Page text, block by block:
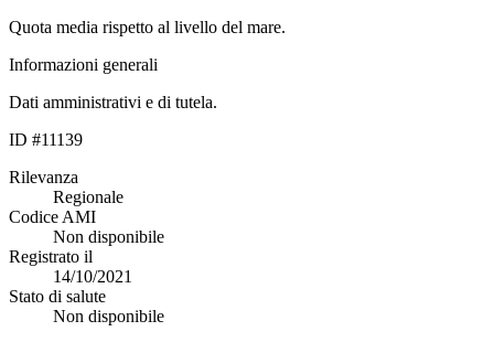
Quota media rispetto al livello del mare.
Informazioni generali
Dati amministrativi e di tutela.
ID #11139
Rilevanza
Regionale
Codice AMI
Non disponibile
Registrato il
14/10/2021
Stato di salute
Non disponibile